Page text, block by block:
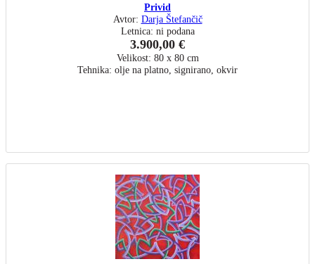
Privid
Avtor: Darja Štefančič
Letnica: ni podana
3.900,00 €
Velikost: 80 x 80 cm
Tehnika: olje na platno, signirano, okvir